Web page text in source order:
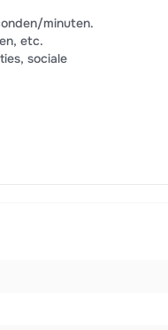
minuten.
etc.
sociale